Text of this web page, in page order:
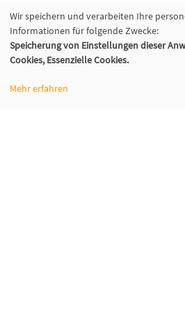
Wir speichern und verarbeiten Ihre
Informationen für folgende Zwecke:
Speicherung von Einstellungen dieser
Cookies, Essenzielle Cookies.
Mehr erfahren